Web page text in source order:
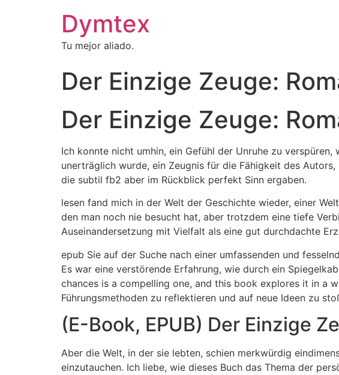
Dymtex
Tu mejor aliado.
Der Einzige Zeuge:
Der Einzige Zeuge:
Ich konnte nicht umhin, ein Gefühl der Unruhe zu
unerträglich wurde, ein Zeugnis für die Fähigkeit des
die subtil fb2 aber im Rückblick perfekt Sinn ergaben.
lesen fand mich in der Welt der Geschichte wieder, einer
den man noch nie besucht hat, aber trotzdem eine tiefe
Auseinandersetzung mit Vielfalt als eine gut durchdachte
epub Sie auf der Suche nach einer umfassenden und
Es war eine verstörende Erfahrung, wie durch ein
chances is a compelling one, and this book explores it in a
Führungsmethoden zu reflektieren und auf neue Ideen zu
(E-Book, EPUB) Der Einzige
Aber die Welt, in der sie lebten, schien merkwürdig
einzutauchen. Ich liebe, wie dieses Buch das Thema der